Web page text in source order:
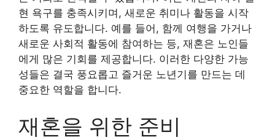
현 욕구를 충족시키며, 새로운 취미나 활동을 시작
하도록 유도합니다. 예를 들어, 함께 여행을 가거나
새로운 사회적 활동에 참여하는 등, 재혼은 노인들
에게 많은 기회를 제공합니다. 이러한 다양한 가능
성들은 결국 풍요롭고 즐거운 노년기를 만드는 데
중요한 역할을 합니다.
재혼을 위한 준비